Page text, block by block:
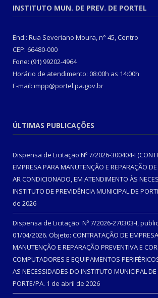
INSTITUTO MUN. DE PREV. DE PORTEL
End.: Rua Severiano Moura, n° 45, Centro
CEP: 66480-000
Fone: (91) 99202-4964
Horário de atendimento: 08:00h as 14:00h
E-mail: impp@portel.pa.gov.br
ÚLTIMAS PUBLICAÇÕES
Dispensa de Licitação Nº 7/2026-300404-I
EMPRESA PARA MANUTENÇÃO E REPARAÇÃO
AR CONDICIONADO, EM ATENDIMENTO ÀS
INSTITUTO DE PREVIDÊNCIA MUNICIPAL DE
de 2026
Dispensa de Licitação: Nº 7/2026-270303-I,
01/04/2026. Objeto: CONTRATAÇÃO DE
MANUTENÇÃO E REPARAÇÃO PREVENTIVA E
COMPUTADORES E EQUIPAMENTOS
AS NECESSIDADES DO INSTITUTO MUNICIPAL DE
PORTE/PA. 1 de abril de 2026